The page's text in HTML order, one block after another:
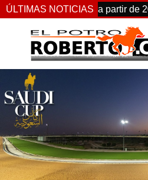
ÚLTIMAS NOTICIAS
de fecha a partir de 2027